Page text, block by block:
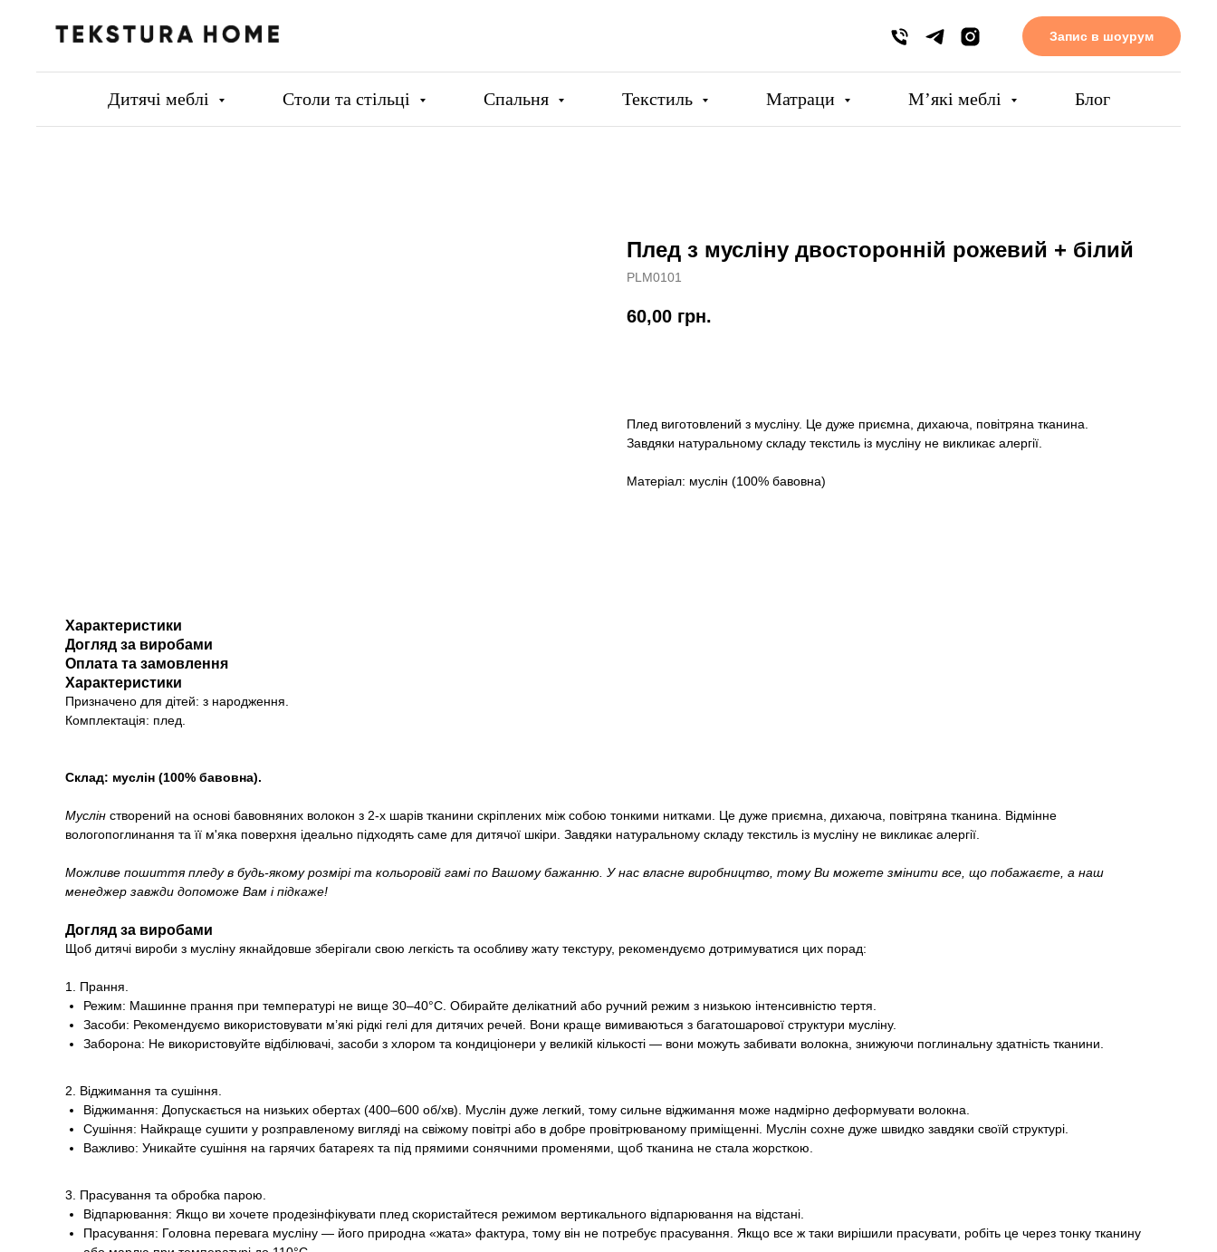
Запис в шоурум
Дитячі меблі Столи та стільці Спальня Текстиль Матраци Мʼякі меблі Блог
Плед з мусліну двосторонній рожевий + білий
PLM0101
60,00 грн.
Плед виготовлений з мусліну. Це дуже приємна, дихаюча, повітряна тканина.
Завдяки натуральному складу текстиль із мусліну не викликає алергії.
Матеріал: муслін (100% бавовна)
Характеристики
Догляд за виробами
Оплата та замовлення
Характеристики
Призначено для дітей: з народження.
Комплектація: плед.
Склад: муслін (100% бавовна).
Муслін створений на основі бавовняних волокон з 2-х шарів тканини скріплених між собою тонкими нитками. Це дуже приємна, дихаюча, повітряна тканина. Відмінне
вологопоглинання та її м'яка поверхня ідеально підходять саме для дитячої шкіри. Завдяки натуральному складу текстиль із мусліну не викликає алергії.
Можливе пошиття пледу в будь-якому розмірі та кольоровій гамі по Вашому бажанню. У нас власне виробництво, тому Ви можете змінити все, що побажаєте, а наш
менеджер завжди допоможе Вам і підкаже!
Догляд за виробами
Щоб дитячі вироби з мусліну якнайдовше зберігали свою легкість та особливу жату текстуру, рекомендуємо дотримуватися цих порад:
1. Прання.
Режим: Машинне прання при температурі не вище 30–40°С. Обирайте делікатний або ручний режим з низькою інтенсивністю тертя.
Засоби: Рекомендуємо використовувати м’які рідкі гелі для дитячих речей. Вони краще вимиваються з багатошарової структури мусліну.
Заборона: Не використовуйте відбілювачі, засоби з хлором та кондиціонери у великій кількості — вони можуть забивати волокна, знижуючи поглинальну здатність тканини.
2. Віджимання та сушіння.
Віджимання: Допускається на низьких обертах (400–600 об/хв). Муслін дуже легкий, тому сильне віджимання може надмірно деформувати волокна.
Сушіння: Найкраще сушити у розправленому вигляді на свіжому повітрі або в добре провітрюваному приміщенні. Муслін сохне дуже швидко завдяки своїй структурі.
Важливо: Уникайте сушіння на гарячих батареях та під прямими сонячними променями, щоб тканина не стала жорсткою.
3. Прасування та обробка парою.
Відпарювання: Якщо ви хочете продезінфікувати плед скористайтеся режимом вертикального відпарювання на відстані.
Прасування: Головна перевага мусліну — його природна «жата» фактура, тому він не потребує прасування. Якщо все ж таки вирішили прасувати, робіть це через тонку тканину